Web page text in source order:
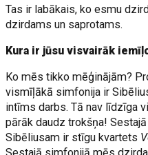
Tas ir labākais, ko esmu
dzirdams un saprotams.
Kura ir jūsu visvairāk
Ko mēs tikko mēģinājām?
vismīļākā simfonija ir
intīms darbs. Tā nav līdzīga
pārāk daudz trokšņa!
Sibēliusam ir stīgu kvartets